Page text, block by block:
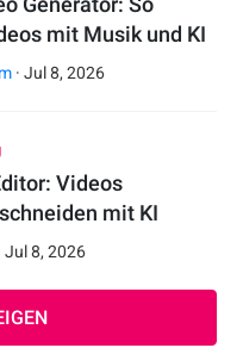
mit Musik und KI
·Jul 8,2026
Videos
mit KI
Jul 8,2026